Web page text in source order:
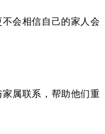
会相信自己的家人会
属联系，帮助他们重